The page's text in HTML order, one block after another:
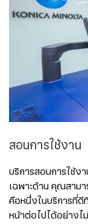
สอนการใช้งาน
บริการสอนการใช้ง
เฉพาะด้าน คุณสาม
คือหนึ่งในบริการที่ดี
หน้าต่อไปได้อย่างไ